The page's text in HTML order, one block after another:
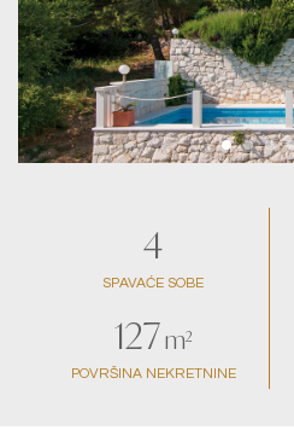
4
SPAVAĆE SOBE
127m²
POVRŠINA NEKRETNINE